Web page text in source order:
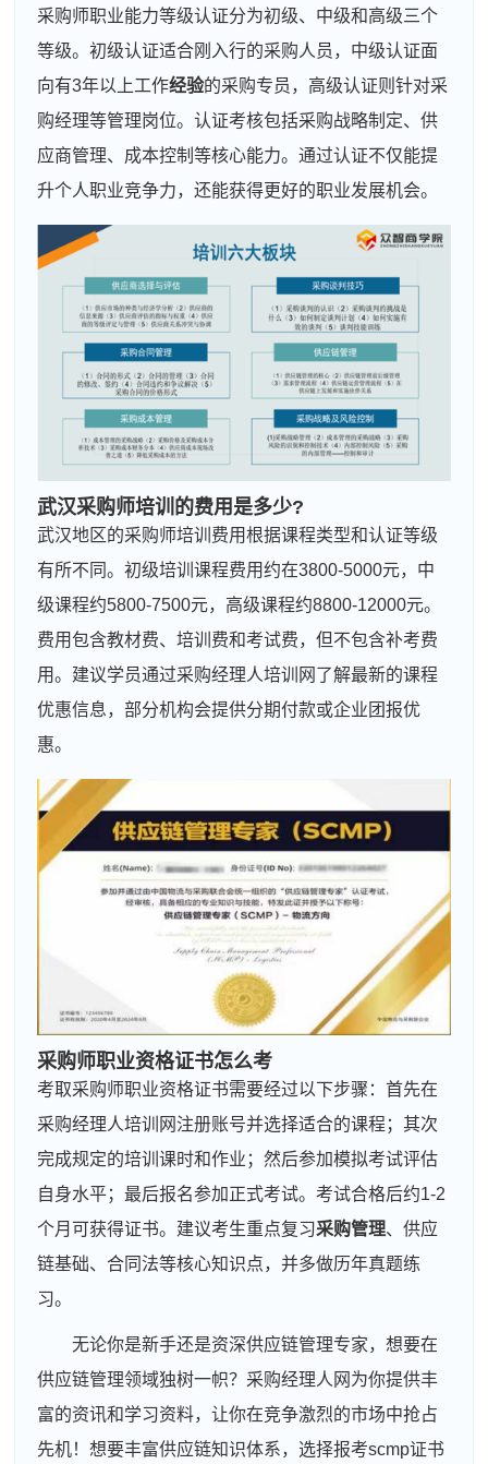
采购师职业能力等级认证分为初级、中级和高级三个
等级。初级认证适合刚入行的采购人员，中级认证面
向有3年以上工作经验的采购专员，高级认证则针对采
购经理等管理岗位。认证考核包括采购战略制定、供
应商管理、成本控制等核心能力。通过认证不仅能提
升个人职业竞争力，还能获得更好的职业发展机会。
武汉采购师培训的费用是多少?
武汉地区的采购师培训费用根据课程类型和认证等级
有所不同。初级培训课程费用约在3800-5000元，中
级课程约5800-7500元，高级课程约8800-12000元。
费用包含教材费、培训费和考试费，但不包含补考费
用。建议学员通过采购经理人培训网了解最新的课程
优惠信息，部分机构会提供分期付款或企业团报优
惠。
采购师职业资格证书怎么考
考取采购师职业资格证书需要经过以下步骤：首先在
采购经理人培训网注册账号并选择适合的课程；其次
完成规定的培训课时和作业；然后参加模拟考试评估
自身水平；最后报名参加正式考试。考试合格后约1-2
个月可获得证书。建议考生重点复习采购管理、供应
链基础、合同法等核心知识点，并多做历年真题练
习。
无论你是新手还是资深供应链管理专家，想要在
供应链管理领域独树一帜？采购经理人网为你提供丰
富的资讯和学习资料，让你在竞争激烈的市场中抢占
先机！想要丰富供应链知识体系，选择报考scmp证书